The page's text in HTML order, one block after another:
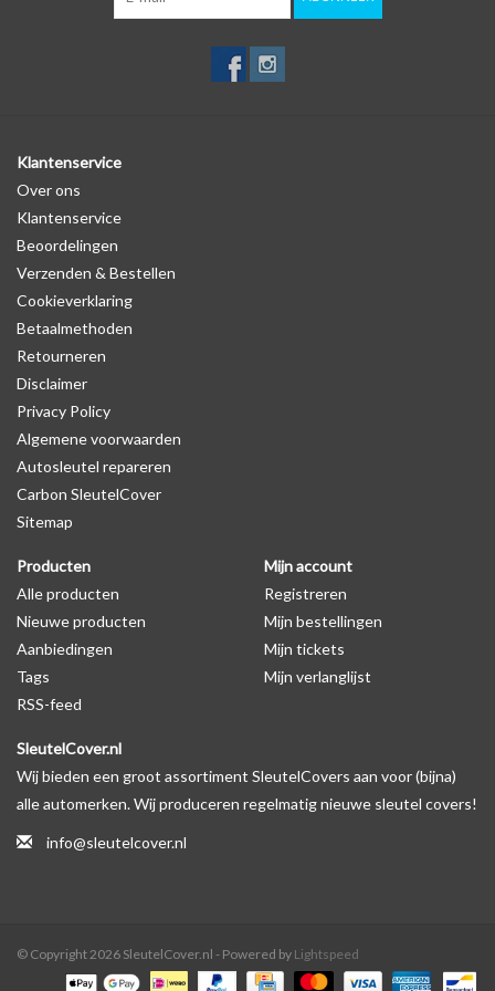
Klantenservice
Over ons
Klantenservice
Beoordelingen
Verzenden & Bestellen
Cookieverklaring
Betaalmethoden
Retourneren
Disclaimer
Privacy Policy
Algemene voorwaarden
Autosleutel repareren
Carbon SleutelCover
Sitemap
Producten
Alle producten
Nieuwe producten
Aanbiedingen
Tags
RSS-feed
Mijn account
Registreren
Mijn bestellingen
Mijn tickets
Mijn verlanglijst
SleutelCover.nl
Wij bieden een groot assortiment SleutelCovers aan voor (bijna)
alle automerken. Wij produceren regelmatig nieuwe sleutel covers!
info@sleutelcover.nl
© Copyright 2026 SleutelCover.nl - Powered by Lightspeed